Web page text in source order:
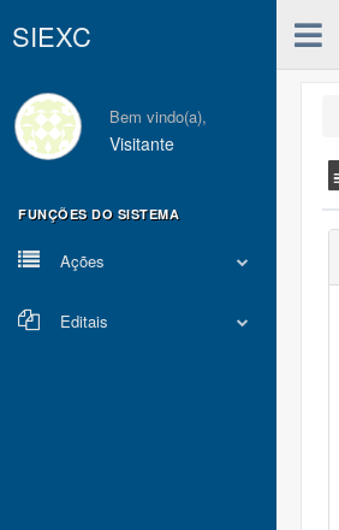
SIEXC
Bem vindo(a),
Visitante
FUNÇÕES DO SISTEMA
Ações
Editais